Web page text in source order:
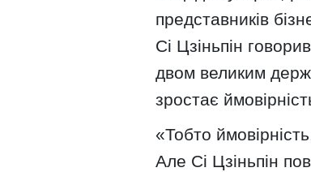
представників
Сі Цзіньпін
двом великим
зростає
«Тобто
Але Сі Цзіньпін